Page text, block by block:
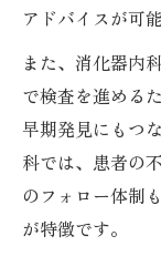
消化器
ト
守山市
腹部エコ
消化器
腹部超
消化器
アドバイスが可
また、消化器内
で検査を進める
早期発見にもつ
科では、患者の
のフォロー体制
が特徴です。